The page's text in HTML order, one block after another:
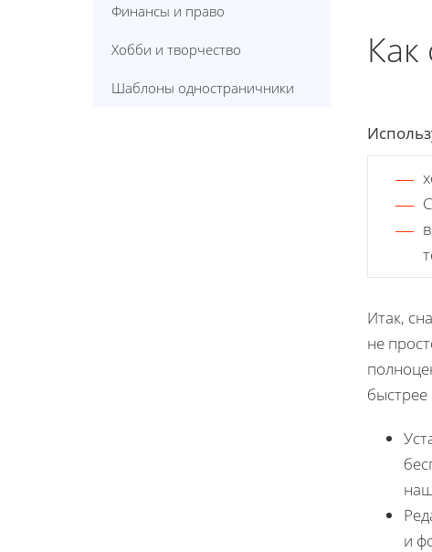
Финансы и право
Хобби и творчество
Шаблоны одностраничники
Итак,
не
и